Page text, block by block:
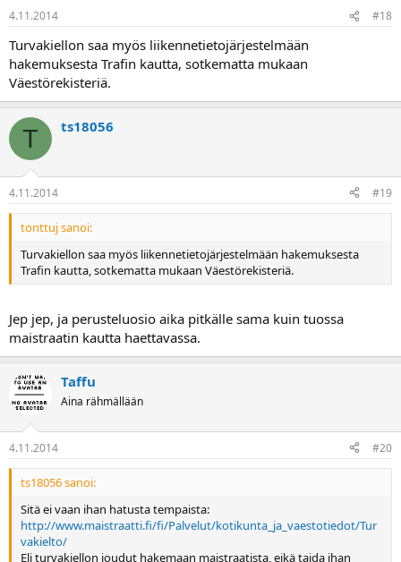
4.11.2014 #18
Turvakiellon saa myös liikennetietojärjestelmään
hakemuksesta Trafin kautta, sotkematta mukaan
Väestörekisteriä.
T ts18056
4.11.2014 #19
tonttuj sanoi:
Turvakiellon saa myös liikennetietojärjestelmään hakemuksesta
Trafin kautta, sotkematta mukaan Väestörekisteriä.
Jep jep, ja perusteluosio aika pitkälle sama kuin tuossa
maistraatin kautta haettavassa.
Taffu
Aina rähmällään
4.11.2014 #20
ts18056 sanoi:
Sitä ei vaan ihan hatusta tempaista:
http://www.maistraatti.fi/fi/Palvelut/kotikunta_ja_vaestotiedot/Tur
vakielto/
Eli turvakiellon joudut hakemaan maistraatista, eikä taida ihan